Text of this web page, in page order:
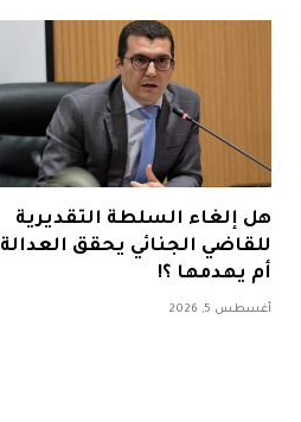
هل إلغاء السلطة التقديرية
للقاضي الجنائي يحقق العدالة
أم يهدمها ؟!
أغسطس 5, 2026